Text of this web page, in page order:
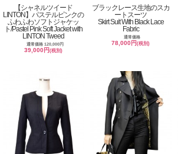
【シャネルツイード
LINTON】パステルピンクの
ふわふわソフトジャケッ
ト/Pastel Pink Soft Jacket with
LINTON Tweed
通常価格 120,000円
39,000円(税別)
ブラックレース生地のスカ
ートスーツ
Skirt Suit With Black Lace
Fabric
通常価格
78,000円(税別)